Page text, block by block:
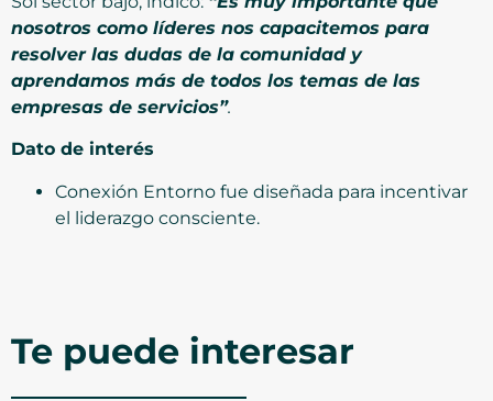
nosotros como líderes nos capacitemos para
resolver las dudas de la comunidad y
aprendamos más de todos los temas de las
empresas de servicios”.
Dato de interés
Conexión Entorno fue diseñada para incentivar
el liderazgo consciente.
Te puede interesar